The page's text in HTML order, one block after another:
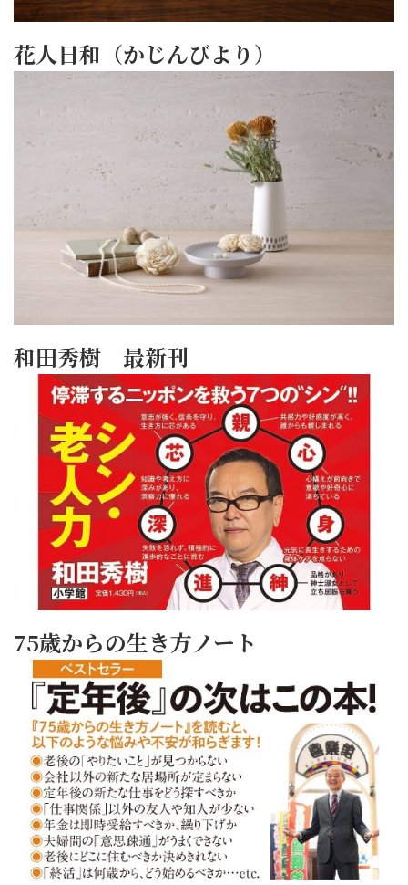
花人日和（かじんびより）
和田秀樹 最新刊
75歳からの生き方ノート